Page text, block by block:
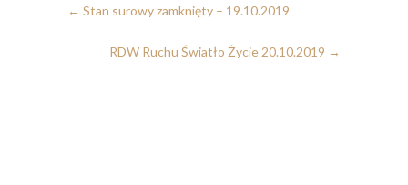
← Stan surowy zamknięty – 19.10.2019
RDW Ruchu Światło Życie 20.10.2019 →